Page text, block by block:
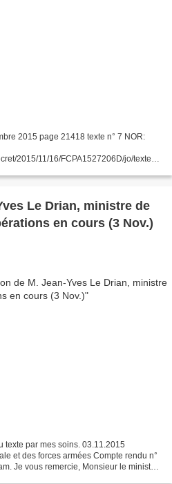
2015 page 21418 texte n° 7 NOR:
2015/11/16/FCPA1527206D/jo/texte
Le Drian, ministre de
en cours (3 Nov.)
texte par mes soins. 03.11.2015
et des forces armées Compte rendu n°
Je vous remercie, Monsieur le ministre,